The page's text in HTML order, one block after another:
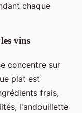
chaque
vins
concentre sur
plat est
frais,
l'andouillette